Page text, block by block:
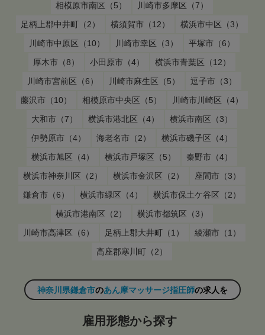
相模原市南区（5）
川崎市多摩区（7）
足柄上郡中井町（2）
横須賀市（12）
横浜市中区（3）
川崎市中原区（10）
川崎市幸区（3）
平塚市（6）
厚木市（8）
小田原市（4）
横浜市青葉区（12）
川崎市宮前区（6）
川崎市麻生区（5）
逗子市（3）
藤沢市（10）
相模原市中央区（5）
川崎市川崎区（4）
大和市（7）
横浜市港北区（4）
横浜市南区（3）
伊勢原市（4）
海老名市（2）
横浜市磯子区（4）
横浜市旭区（4）
横浜市戸塚区（5）
秦野市（4）
横浜市神奈川区（2）
横浜市金沢区（2）
座間市（3）
鎌倉市（6）
横浜市緑区（4）
横浜市保土ケ谷区（2）
横浜市港南区（2）
横浜市都筑区（3）
川崎市高津区（6）
足柄上郡大井町（1）
綾瀬市（1）
高座郡寒川町（2）
神奈川県鎌倉市のあん摩マッサージ指圧師の求人を
雇用形態から探す